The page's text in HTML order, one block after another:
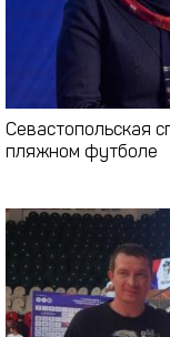
Севастопольская
пляжном футболе